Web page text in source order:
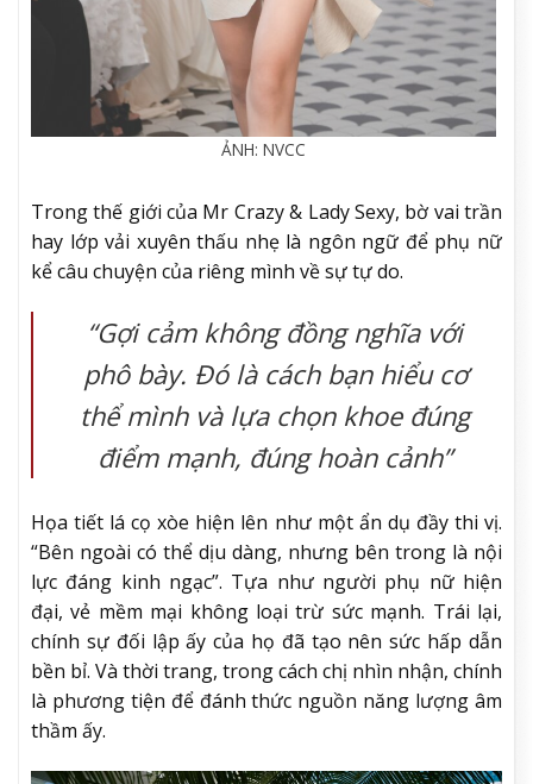
ẢNH: NVCC
Trong thế giới của Mr Crazy & Lady Sexy, bờ vai trần
hay lớp vải xuyên thấu nhẹ là ngôn ngữ để phụ nữ
kể câu chuyện của riêng mình về sự tự do.
“Gợi cảm không đồng nghĩa với
phô bày. Đó là cách bạn hiểu cơ
thể mình và lựa chọn khoe đúng
điểm mạnh, đúng hoàn cảnh”
Họa tiết lá cọ xòe hiện lên như một ẩn dụ đầy thi vị.
“Bên ngoài có thể dịu dàng, nhưng bên trong là nội
lực đáng kinh ngạc”. Tựa như người phụ nữ hiện
đại, vẻ mềm mại không loại trừ sức mạnh. Trái lại,
chính sự đối lập ấy của họ đã tạo nên sức hấp dẫn
bền bỉ. Và thời trang, trong cách chị nhìn nhận, chính
là phương tiện để đánh thức nguồn năng lượng âm
thầm ấy.